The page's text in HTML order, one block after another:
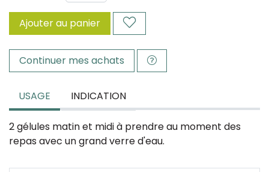
Ajouter au panier
Continuer mes achats
USAGE INDICATION
2 gélules matin et midi à prendre au moment des
repas avec un grand verre d'eau.